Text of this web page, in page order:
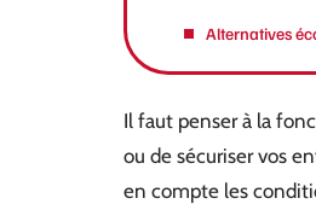
Alternatives
Il faut penser à la
ou de sécuriser vos
en compte les